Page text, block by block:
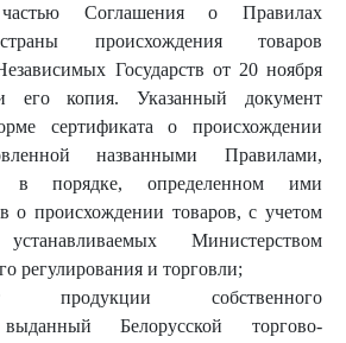
частью Соглашения о Правилах
происхождения товаров
Государств от 20 ноября
его копия. Указанный документ
сертификата о происхождении
названными Правилами,
в порядке, определенном ими
о происхождении товаров, с учетом
Министерством
регулирования и торговли;
продукции собственного
выданный Белорусской торгово-